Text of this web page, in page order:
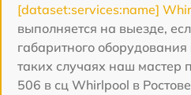
[dataset:services:name]
выполняется на выезде,
габаритного
таких случаях наш мастер
506 в сц Whirlpool в